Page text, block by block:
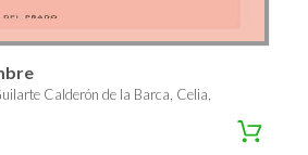
Calderón de la Barca, Celia,